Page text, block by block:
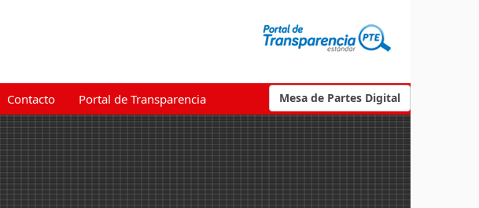
Mesa de Partes Digital
Contacto Portal de Transparencia